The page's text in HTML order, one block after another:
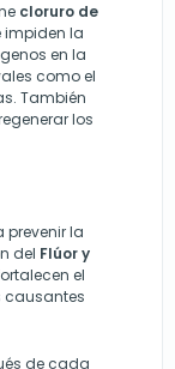
cloruro de
impiden la
en la
como el
También
los
prevenir la
del Flúor y
el
causantes
de cada